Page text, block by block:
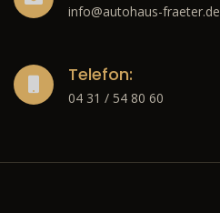
info@autohaus-fraeter.de
Telefon:
04 31 / 54 80 60